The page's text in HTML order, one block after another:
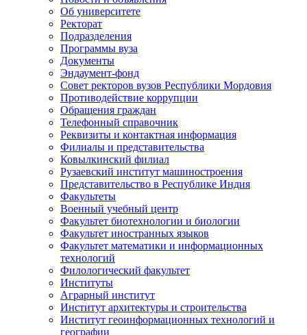
Об университете
Ректорат
Подразделения
Программы вуза
Документы
Эндаумент-фонд
Совет ректоров вузов Республики Мордовия
Противодействие коррупции
Обращения граждан
Телефонный справочник
Реквизиты и контактная информация
Филиалы и представительства
Ковылкинский филиал
Рузаевский институт машиностроения
Представительство в Республике Индия
Факультеты
Военный учебный центр
Факультет биотехнологии и биологии
Факультет иностранных языков
Факультет математики и информационных
технологий
Филологический факультет
Институты
Аграрный институт
Институт архитектуры и строительства
Институт геоинформационных технологий и
географии